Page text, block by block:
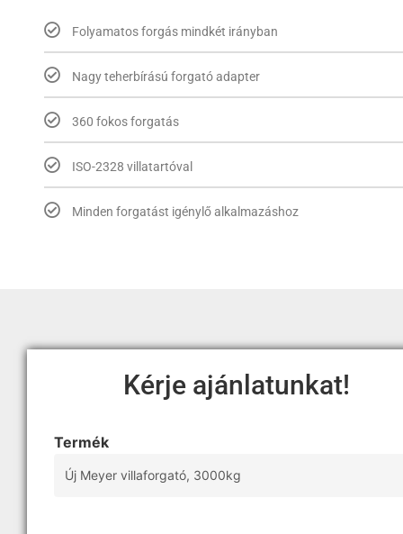
Folyamatos forgás mindkét irányban
Nagy teherbírású forgató adapter
360 fokos forgatás
ISO-2328 villatartóval
Minden forgatást igénylő alkalmazáshoz
Kérje ajánlatunkat!
Termék